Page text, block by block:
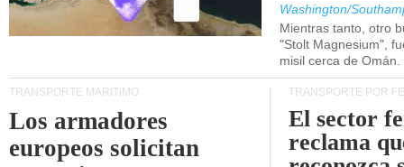
Washington/
Mientras tanto, otro
"Stolt Magnesium",
misil cerca de Omán.
TRANSPORTE MARÍTIMO
Los armadores
europeos solicitan
TRANSPORTE POR
El sector
reclama